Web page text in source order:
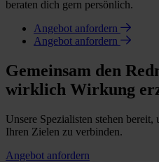
beraten dich gern persönlich.
Angebot anfordern
Angebot anfordern
Gemeinsam den
wirklich Wirkung
Unsere Spezialisten stehen
Ihren Zielen zu verbinden.
Angebot anfordern